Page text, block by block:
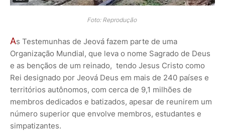
Foto: Reprodução
As Testemunhas de Jeová fazem parte de uma
Organização Mundial, que leva o nome Sagrado de Deus
e as bençãos de um reinado, tendo Jesus Cristo como
Rei designado por Jeová Deus em mais de 240 países e
territórios autônomos, com cerca de 9,1 milhões de
membros dedicados e batizados, apesar de reunirem um
número superior que envolve membros, estudantes e
simpatizantes.